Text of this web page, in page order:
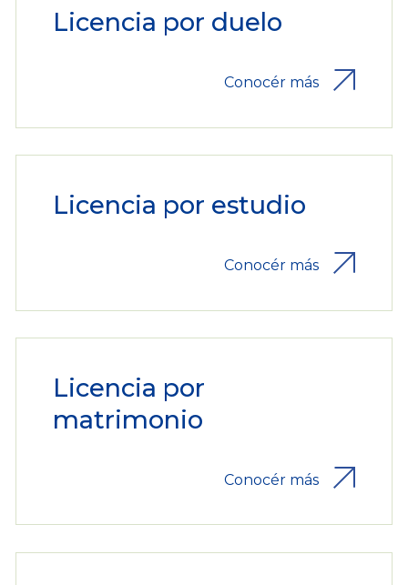
Licencia por duelo
Conocér más
Licencia por estudio
Conocér más
Licencia por
matrimonio
Conocér más